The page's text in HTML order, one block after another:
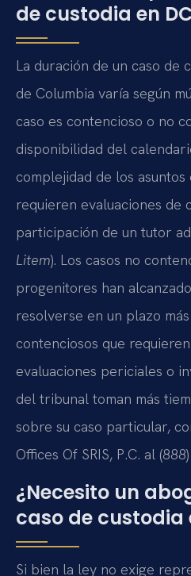
de custodia en
La duración de un caso de
de Columbia varía según
caso es contencioso o no
disponibilidad del
complejidad de los asuntos
requieren evaluaciones de
participación de un tutor
Litem). Los casos no
progenitores han
resolverse en un plazo
contenciosos que
evaluaciones periciales o
del tribunal toman más
sobre su caso particular,
Offices Of SRIS, P.C. al
¿Necesito un
caso de custodia
Si bien la ley no exige